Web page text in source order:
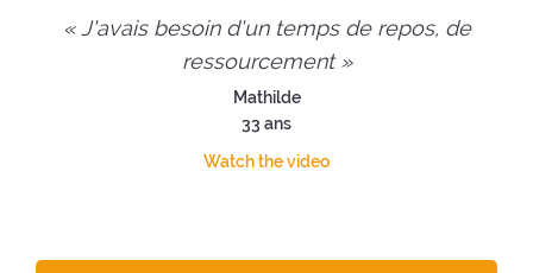
« J'avais besoin d'un temps de repos, de
ressourcement »
Mathilde
33 ans
Watch the video